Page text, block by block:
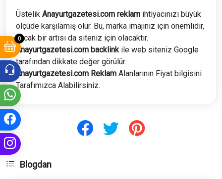
0
Üstelik Anayurtgazetesi.com reklam ihtiyacınızı büyük
ölçüde karşılamış olur. Bu, marka imajınız için önemlidir,
ancak bir artısı da siteniz için olacaktır.
Anayurtgazetesi.com backlink ile web siteniz Google
tarafından dikkate değer görülür.
Anayurtgazetesi.com Reklam Alanlarının Fiyat bilgisini
Tarafımızca Alabilirsiniz.
Blogdan